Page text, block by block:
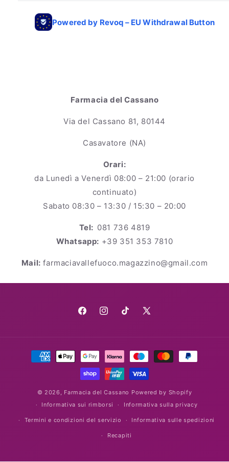
Farmacia del Cassano
Via del Cassano 81, 80144
Casavatore (NA)
Orari:
da Lunedì a Venerdì 08:00 – 21:00 (orario
continuato)
Sabato 08:30 – 13:30 / 15:30 – 20:00
Tel: 081 736 4819
Whatsapp: +39 351 353 7810
Mail: farmaciavallefuoco.magazzino@gmail.com
FacebookInstagramTikTokX
Metodi
© 2026, Farmacia del Cassano Powered by Shopify
Informativa sui rimborsi
Informativa sulla privacy
Termini e condizioni del servizio Informativa sulle spedizioni
Recapiti